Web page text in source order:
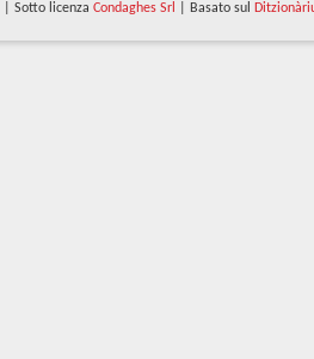
| Sotto licenza Condaghes Srl | Basato sul